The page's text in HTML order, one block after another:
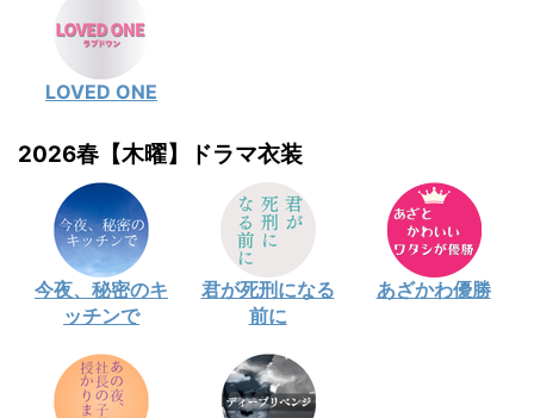
LOVED ONE
2026春【木曜】ドラマ衣装
今夜、秘密のキ
ッチンで
君が死刑になる
前に
あざかわ優勝